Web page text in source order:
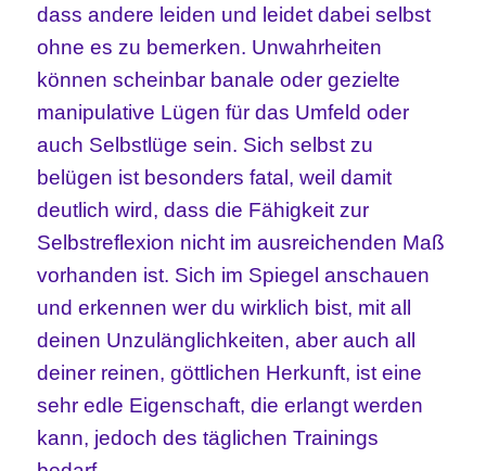
dass andere leiden und leidet dabei selbst
ohne es zu bemerken. Unwahrheiten
können scheinbar banale oder gezielte
manipulative Lügen für das Umfeld oder
auch Selbstlüge sein. Sich selbst zu
belügen ist besonders fatal, weil damit
deutlich wird, dass die Fähigkeit zur
Selbstreflexion nicht im ausreichenden Maß
vorhanden ist. Sich im Spiegel anschauen
und erkennen wer du wirklich bist, mit all
deinen Unzulänglichkeiten, aber auch all
deiner reinen, göttlichen Herkunft, ist eine
sehr edle Eigenschaft, die erlangt werden
kann, jedoch des täglichen Trainings